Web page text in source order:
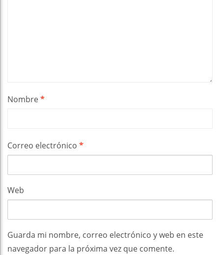
Nombre*
Correo electrónico *
Web
Guarda mi nombre, correo electrónico y web en este
navegador para la próxima vez que comente.